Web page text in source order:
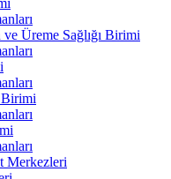
Üreme Sağlığı Birimi
Birimi
Merkezleri